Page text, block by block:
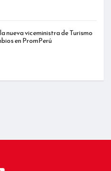
nueva viceministra de Turismo
en PromPerú